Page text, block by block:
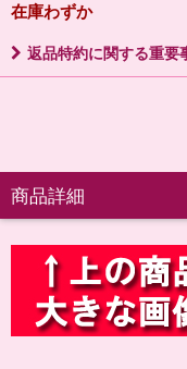
在庫わずか
返品特約に関する重要
商品詳細